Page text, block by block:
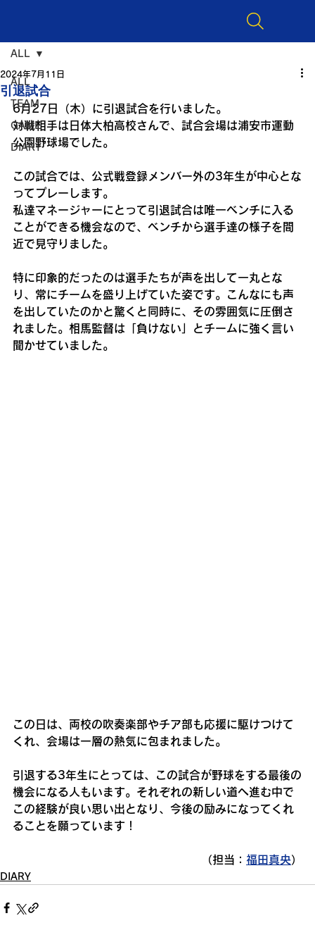
ALL
TEAM
GAME
DIARY
ALL
引退試合
2024年7月11日
6月27日（木）に引退試合を行いました。
対戦相手は日体大柏高校さんで、試合会場は浦安市運動
公園野球場でした。
この試合では、公式戦登録メンバー外の3年生が中心とな
ってプレーします。
私達マネージャーにとって引退試合は唯一ベンチに入る
ことができる機会なので、ベンチから選手達の様子を間
近で見守りました。
特に印象的だったのは選手たちが声を出して一丸とな
り、常にチームを盛り上げていた姿です。こんなにも声
を出していたのかと驚くと同時に、その雰囲気に圧倒さ
れました。相馬監督は「負けない」とチームに強く言い
聞かせていました。
この日は、両校の吹奏楽部やチア部も応援に駆けつけて
くれ、会場は一層の熱気に包まれました。
引退する3年生にとっては、この試合が野球をする最後の
機会になる人もいます。それぞれの新しい道へ進む中で
この経験が良い思い出となり、今後の励みになってくれ
ることを願っています！
（担当： 福田真央）
DIARY